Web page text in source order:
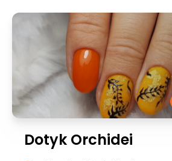
Dotyk Orchidei